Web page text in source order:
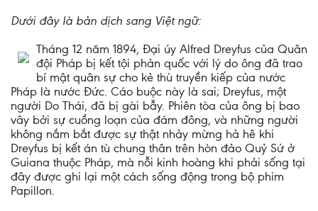
Dưới đây là bản dịch sang Việt ngữ:
Tháng 12 năm 1894, Đại úy Alfred Dreyfus của Quân
đội Pháp bị kết tội phản quốc với lý do ông đã trao
bí mật quân sự cho kẻ thù truyền kiếp của nước
Pháp là nước Đức. Cáo buộc này là sai; Dreyfus, một
người Do Thái, đã bị gài bẫy. Phiên tòa của ông bị bao
vây bởi sự cuồng loạn của đám đông, và những người
không nắm bắt được sự thật nhảy mừng hả hê khi
Dreyfus bị kết án tù chung thân trên hòn đảo Quỷ Sứ ở
Guiana thuộc Pháp, mà nỗi kinh hoàng khi phải sống tại
đây được ghi lại một cách sống động trong bộ phim
Papillon.